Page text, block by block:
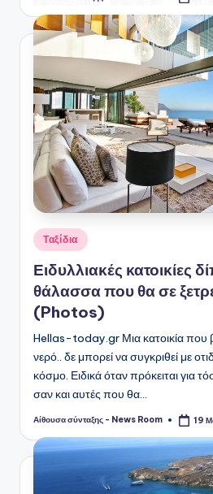
Αναρτήθηκε
σε
Ταξίδια
Ειδυλλιακές κατοικίες
θάλασσα που θα σε
(Photos)
Hellas-today.gr Μια κατοικία που
νερό.. δε μπορεί να συγκριθεί με
κόσμο. Ειδικά όταν πρόκειται για
σαν και αυτές που θα…
Συγγραφέας:
Αίθουσα σύνταξης - News Room 19